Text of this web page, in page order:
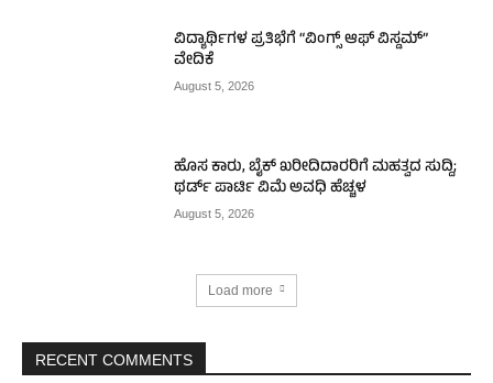
ವಿದ್ಯಾರ್ಥಿಗಳ ಪ್ರತಿಭೆಗೆ “ವಿಂಗ್ಸ್ ಆಫ್ ವಿಸ್ಡಮ್”
ವೇದಿಕೆ
August 5, 2026
ಹೊಸ ಕಾರು, ಬೈಕ್ ಖರೀದಿದಾರರಿಗೆ ಮಹತ್ವದ ಸುದ್ದಿ;
ಥರ್ಡ್ ಪಾರ್ಟಿ ವಿಮೆ ಅವಧಿ ಹೆಚ್ಚಳ
August 5, 2026
Load more
RECENT COMMENTS